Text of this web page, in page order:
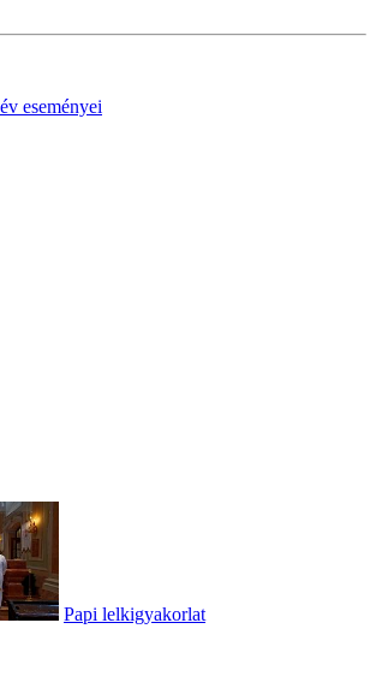
eseményei
Papi lelkigyakorlat